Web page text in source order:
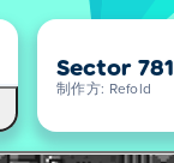
Sector 781
制作方: Refold